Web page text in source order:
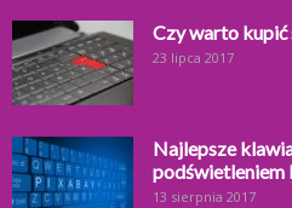
Czy warto
23 lipca 2017
Najlepsze
podświetleniem
13 sierpnia 2017